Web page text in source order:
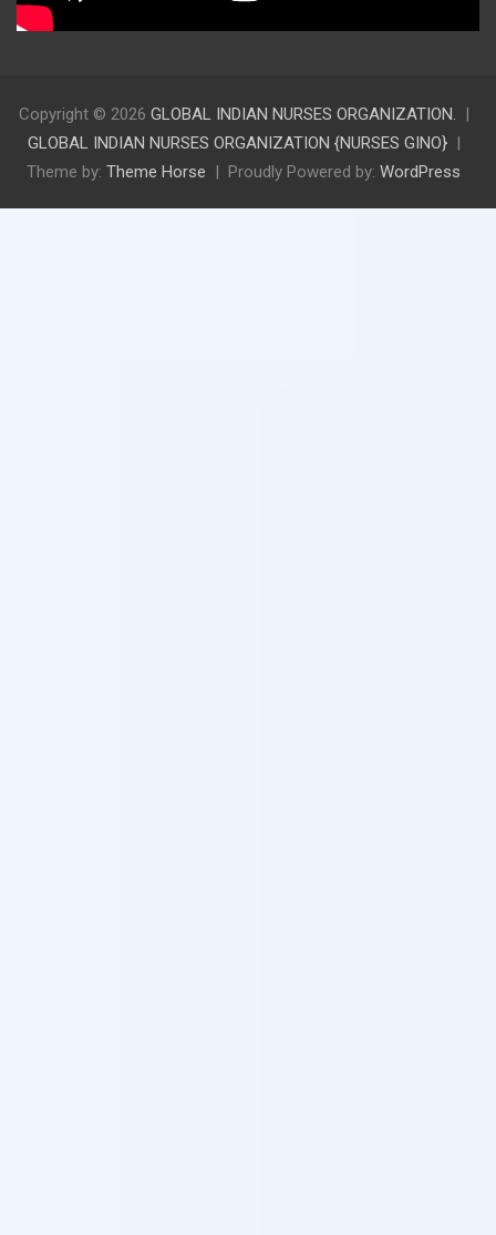
Copyright © 2026 GLOBAL INDIAN NURSES ORGANIZATION.
GLOBAL INDIAN NURSES ORGANIZATION {NURSES GINO}
Theme by: Theme Horse Proudly Powered by: WordPress